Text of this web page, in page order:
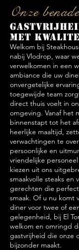
Onze
met
Welkom bij
nabij Vlodrop, waar
verwelkomen in een
ambiance die uw
onvergetelijke
toegewijde team
direct thuis voelt in
omgeving. Vanaf het
binnenstapt tot het
heerlijke maaltijd,
verwachtingen te
persoonlijke en
vriendelijke
kiezen uit ons
smaakvolle steaks en
gerechten die
smaak. Of u nu komt
diner voor twee of
gelegenheid, bij El
welkom en omringd
gastvrijheid die onze
bijzonder maakt.